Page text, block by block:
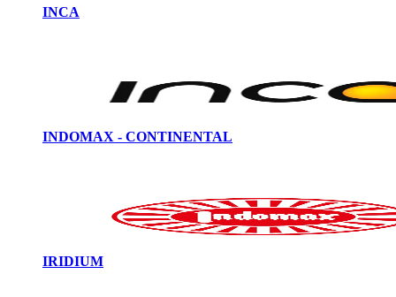
INCA
INDOMAX - CONTINENTAL
IRIDIUM